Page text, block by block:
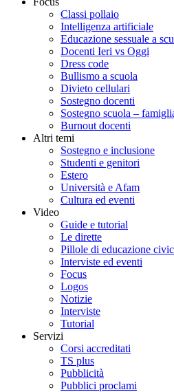
Classi pollaio
Intelligenza artificiale
Educazione sessuale a
Docenti Ieri vs Oggi
Dress code
Bullismo a scuola
Divieto cellulari
Sostegno docenti
Sostegno scuola –
Burnout docenti
Altri temi
Sostegno e inclusione
Studenti e genitori
Estero
Università e Afam
Cultura ed eventi
Video
Guide e tutorial
Le dirette
Pillole di educazione
Interviste ed eventi
Focus
Logos
Notizie
Interviste
Tutorial
Servizi
Corsi accreditati
TS plus
Pubblicità
Pubblici proclami